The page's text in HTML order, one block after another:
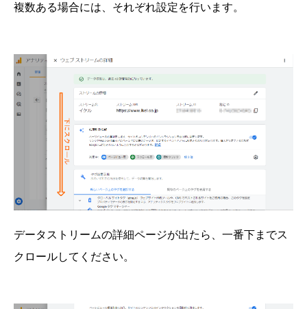
複数ある場合には、それぞれ設定を行います。
データストリームの詳細ページが出たら、一番下までス
クロールしてください。